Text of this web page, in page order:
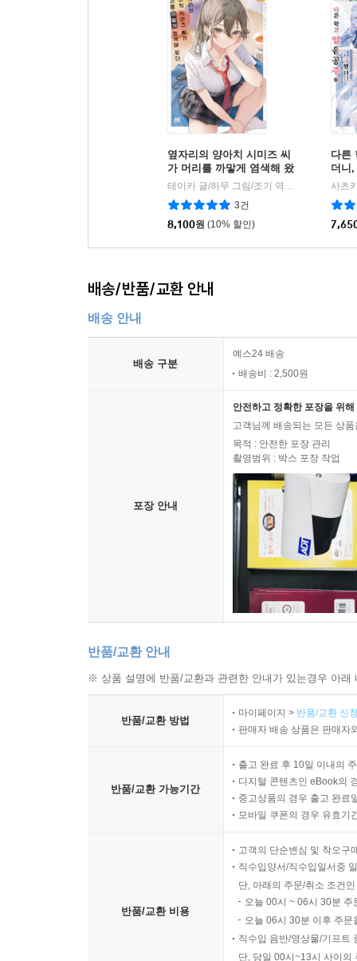
옆자리의 양아치 시미즈 씨
가 머리를 까맣게 염색해 왔
다 4 초회한정판
테이카 글/하무 그림/조기 역
| AK(에이케이
3건
8,100원 (10% 할인)
다른
더니
었습
배송/반품/교환 안내
배송 안내
배송 구분
예스24 배송
배송비 : 2,500원
포장 안내
안전하고 정확한 포장을 위
고객님께 배송되는 모든 상
목적 : 안전한 포장 관리
촬영범위 : 박스 포장 작업
반품/교환 안내
※ 상품 설명에 반품/교환과 관련한 안내가 있는경우 아
반품/교환 방법
마이페이지 > 반품/교환 신
판매자 배송 상품은 판매자
반품/교환 가능기간
출고 완료 후 10일 이내의
디지털 콘텐츠인 eBook의
중고상품의 경우 출고 완료
모바일 쿠폰의 경우 유효기
반품/교환 비용
고객의 단순변심 및 착오구
직수입양서/직수입일서중
단, 아래의 주문/취소 조건
오늘 00시 ~ 06시 30분
오늘 06시 30분 이후 주
직수입 음반/영상물/기프트
단, 당일 00시~13시 사이의